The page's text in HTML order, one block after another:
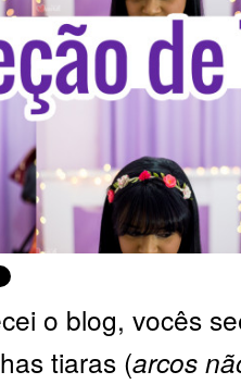
o blog, vocês
tiaras (arcos